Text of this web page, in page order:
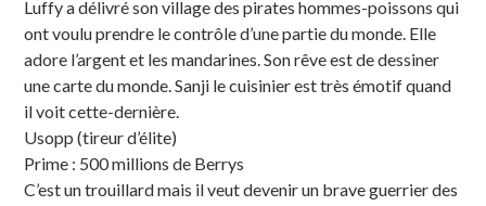
Luffy a délivré son village des pirates hommes-poissons qui
ont voulu prendre le contrôle d’une partie du monde. Elle
adore l’argent et les mandarines. Son rêve est de dessiner
une carte du monde. Sanji le cuisinier est très émotif quand
il voit cette-dernière.
Usopp (tireur d’élite)
Prime : 500 millions de Berrys
C’est un trouillard mais il veut devenir un brave guerrier des